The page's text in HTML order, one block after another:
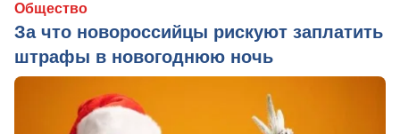
Общество
За что новороссийцы рискуют заплатить
штрафы в новогоднюю ночь